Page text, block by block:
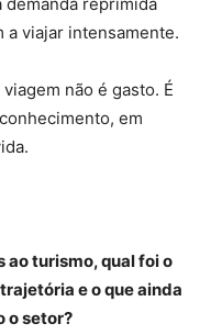
a viajar intensamente.
não é gasto. É
em
ao turismo, qual foi o
e o que ainda
o setor?